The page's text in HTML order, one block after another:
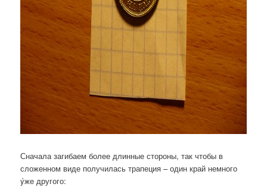
Сначала загибаем более длинные стороны, так чтобы в
сложенном виде получилась трапеция – один край немного
ýже другого: